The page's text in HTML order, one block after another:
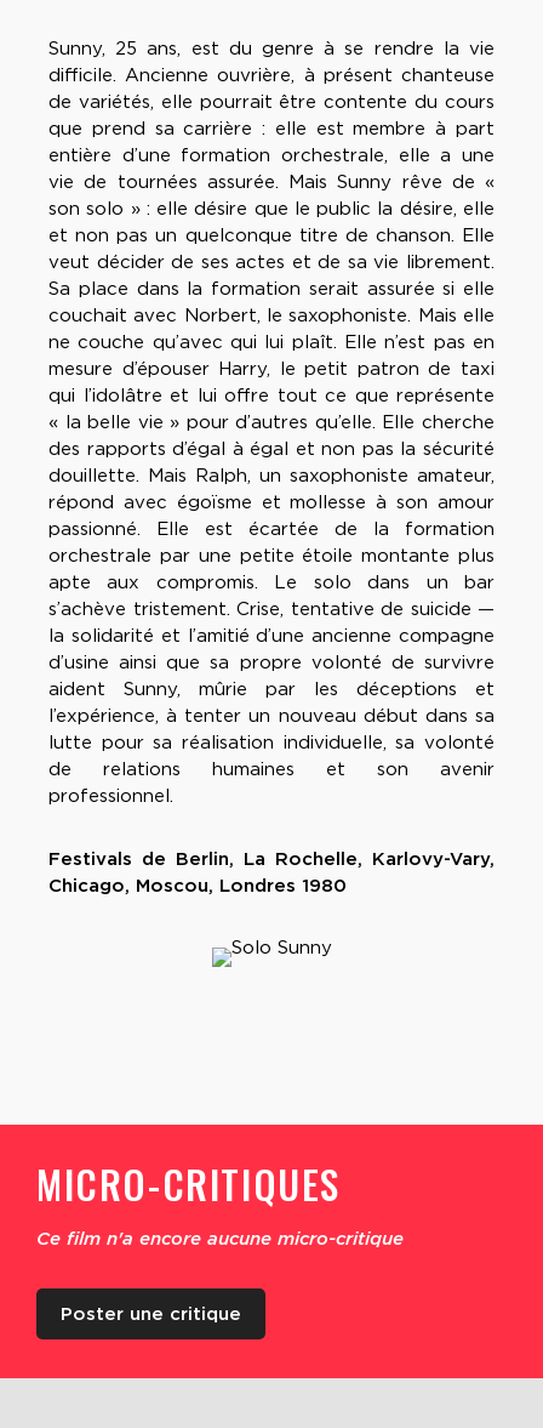
Sunny, 25 ans, est du genre à se rendre la vie
difficile. Ancienne ouvrière, à présent chanteuse
de variétés, elle pourrait être contente du cours
que prend sa carrière : elle est membre à part
entière d’une formation orchestrale, elle a une
vie de tournées assurée. Mais Sunny rêve de «
son solo » : elle désire que le public la désire, elle
et non pas un quelconque titre de chanson. Elle
veut décider de ses actes et de sa vie librement.
Sa place dans la formation serait assurée si elle
couchait avec Norbert, le saxophoniste. Mais elle
ne couche qu’avec qui lui plaît. Elle n’est pas en
mesure d’épouser Harry, le petit patron de taxi
qui l’idolâtre et lui offre tout ce que représente
« la belle vie » pour d’autres qu’elle. Elle cherche
des rapports d’égal à égal et non pas la sécurité
douillette. Mais Ralph, un saxophoniste amateur,
répond avec égoïsme et mollesse à son amour
passionné. Elle est écartée de la formation
orchestrale par une petite étoile montante plus
apte aux compromis. Le solo dans un bar
s’achève tristement. Crise, tentative de suicide —
la solidarité et l’amitié d’une ancienne compagne
d’usine ainsi que sa propre volonté de survivre
aident Sunny, mûrie par les déceptions et
l’expérience, à tenter un nouveau début dans sa
lutte pour sa réalisation individuelle, sa volonté
de relations humaines et son avenir
professionnel.
Festivals de Berlin, La Rochelle, Karlovy-Vary,
Chicago, Moscou, Londres 1980
MICRO-CRITIQUES
Ce film n'a encore aucune micro-critique
Poster une critique